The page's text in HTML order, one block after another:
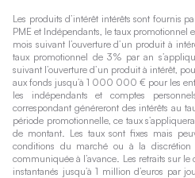
Les produits d’intérêt intérêts sont fournis
PME et Indépendants, le taux promotionnel
mois suivant l’ouverture d’un produit à
taux promotionnel de 3 % par an
suivant l’ouverture d’un produit à intérêt,
aux fonds jusqu’à 1 000 000 € pour les
les indépendants et comptes
correspondant généreront des intérêts au
période promotionnelle, ce taux
de montant. Les taux sont fixes mais
conditions du marché ou à la
communiquée à l’avance. Les retraits sur
instantanés jusqu’à 1 million d’euros par